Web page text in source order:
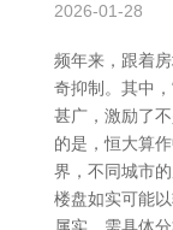
2026-01-28
频年来，跟着
奇抑制。其中
甚广，激励了
的是，恒大算
界，不同城市
楼盘如实可能